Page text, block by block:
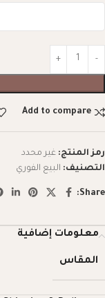
Add to compare
رمز المنتج: غير محدد
التصنيف: البيع الفوري
Share:
معلومات إضافية
المقاس